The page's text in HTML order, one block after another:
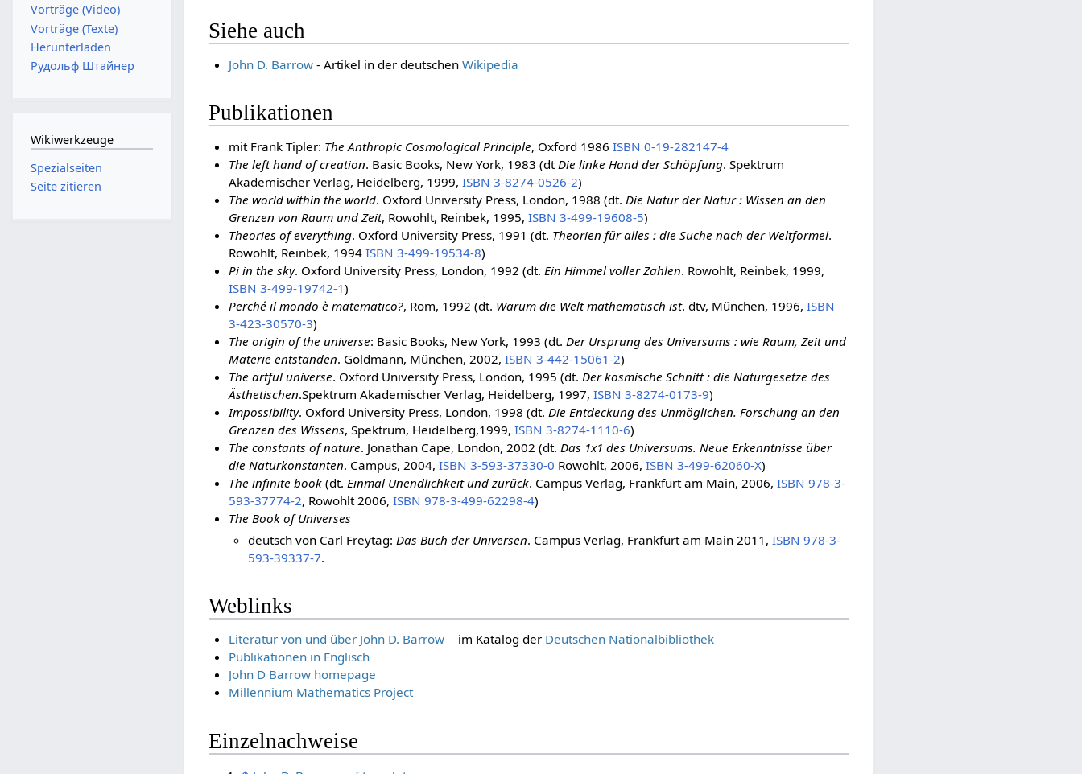
Siehe auch
John D. Barrow- Artikel in der deutschen Wikipedia
Publikationen
mit Frank Tipler: The Anthropic Cosmological Principle, Oxford 1986 ISBN 0-19-282147-4
The left hand of creation. Basic Books, New York, 1983 (dt Die linke Hand der Schöpfung. Spektrum
Akademischer Verlag, Heidelberg, 1999, ISBN 3-8274-0526-2)
The world within the world. Oxford University Press, London, 1988 (dt. Die Natur der Natur : Wissen an den
Grenzen von Raum und Zeit, Rowohlt, Reinbek, 1995, ISBN 3-499-19608-5)
Theories of everything. Oxford University Press, 1991 (dt. Theorien für alles : die Suche nach der Weltformel.
Rowohlt, Reinbek, 1994 ISBN 3-499-19534-8)
Pi in the sky. Oxford University Press, London, 1992 (dt. Ein Himmel voller Zahlen. Rowohlt, Reinbek, 1999,
ISBN 3-499-19742-1)
Perché il mondo è matematico?, Rom, 1992 (dt. Warum die Welt mathematisch ist. dtv, München, 1996, ISBN
3-423-30570-3)
The origin of the universe: Basic Books, New York, 1993 (dt. Der Ursprung des Universums : wie Raum, Zeit und
Materie entstanden. Goldmann, München, 2002, ISBN 3-442-15061-2)
The artful universe. Oxford University Press, London, 1995 (dt. Der kosmische Schnitt : die Naturgesetze des
Ästhetischen.Spektrum Akademischer Verlag, Heidelberg, 1997, ISBN 3-8274-0173-9)
Impossibility. Oxford University Press, London, 1998 (dt. Die Entdeckung des Unmöglichen. Forschung an den
Grenzen des Wissens, Spektrum, Heidelberg,1999, ISBN 3-8274-1110-6)
The constants of nature. Jonathan Cape, London, 2002 (dt. Das 1x1 des Universums. Neue Erkenntnisse über
die Naturkonstanten. Campus, 2004, ISBN 3-593-37330-0 Rowohlt, 2006, ISBN 3-499-62060-X)
The infinite book(dt. Einmal Unendlichkeit und zurück. Campus Verlag, Frankfurt am Main, 2006, ISBN 978-3-
593-37774-2, Rowohlt 2006, ISBN 978-3-499-62298-4)
The Book of Universes
deutsch von Carl Freytag: Das Buch der Universen. Campus Verlag, Frankfurt am Main 2011, ISBN 978-3-
593-39337-7.
Weblinks
Literatur von und über John D. Barrow im Katalog der Deutschen Nationalbibliothek
Publikationen in Englisch
John D Barrow homepage
Millennium Mathematics Project
Einzelnachweise
Vorträge (Video)
Vorträge (Texte)
Herunterladen
Рудольф Штайнер
Wikiwerkzeuge
Spezialseiten
Seite zitieren